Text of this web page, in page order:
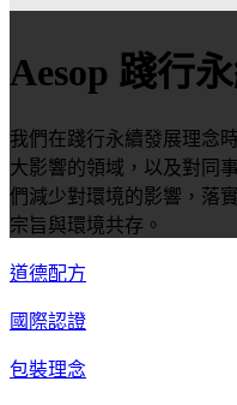
Aesop 踐行
我們在踐行永續發展理念
大影響的領域，以及對同
們減少對環境的影響，落
宗旨與環境共存。
道德配方
國際認證
包裝理念